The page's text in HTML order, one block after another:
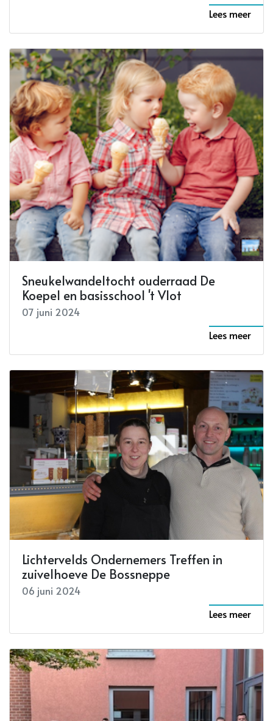
Lees meer
Sneukelwandeltocht ouderraad De
Koepel en basisschool 't Vlot
07 juni 2024
Lees meer
Lichtervelds Ondernemers Treffen in
zuivelhoeve De Bossneppe
06 juni 2024
Lees meer